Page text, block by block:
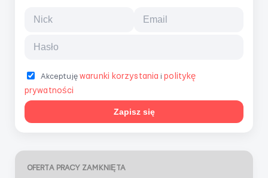
Akceptujęwarunki korzystania ipolitykę
prywatności
Zapisz się
OFERTA PRACY ZAMKNIĘTA